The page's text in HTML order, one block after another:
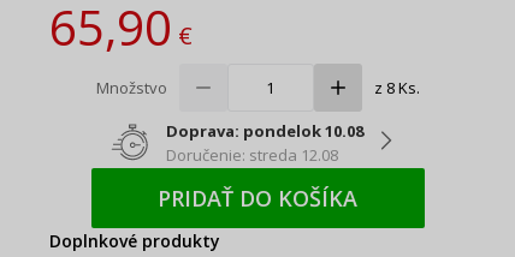
65,90€
Množstvo z 8 Ks.
Doprava: pondelok 10.08
Doručenie: streda 12.08
PRIDAŤ DO KOŠÍKA
Doplnkové produkty